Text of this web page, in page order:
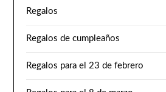
Regalos
Regalos de cumpleaños
Regalos para el 23 de febrero